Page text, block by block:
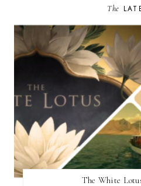
The
The White